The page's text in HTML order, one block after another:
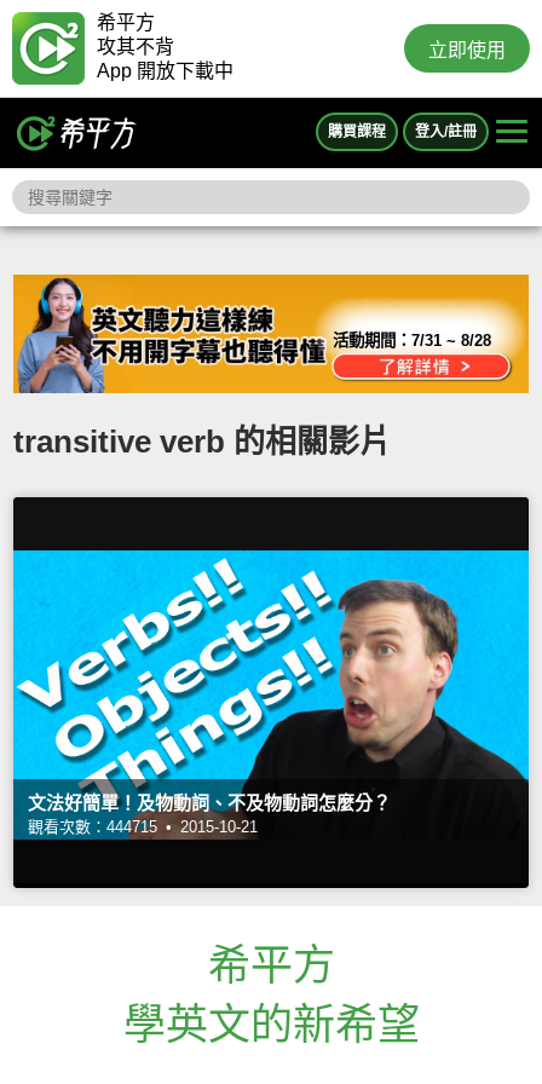
希平方
攻其不背
App 開放下載中
立即使用
購買課程 登入/註冊
活動期間：7/31 ~ 8/28
transitive verb 的相關影片
文法好簡單！及物動詞、不及物動詞怎麼分？
觀看次數：444715 • 2015-10-21
希平方
學英文的新希望